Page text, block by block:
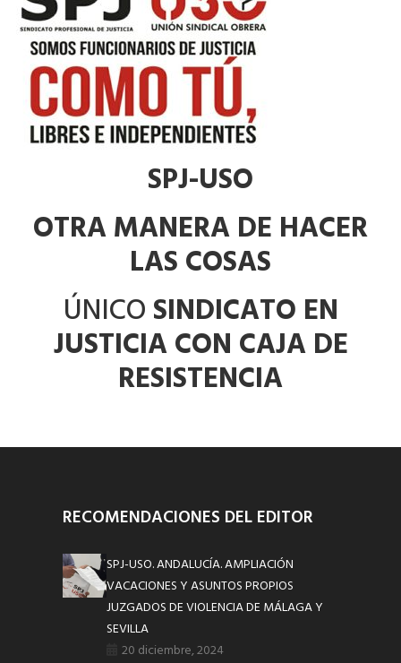
SPJ-USO
OTRA MANERA DE HACER
LAS COSAS
ÚNICOSINDICATO EN
JUSTICIA CON CAJA DE
RESISTENCIA
RECOMENDACIONES DEL EDITOR
SPJ-USO. ANDALUCÍA. AMPLIACIÓN
VACACIONES Y ASUNTOS PROPIOS
JUZGADOS DE VIOLENCIA DE MÁLAGA Y
SEVILLA
20 diciembre, 2024